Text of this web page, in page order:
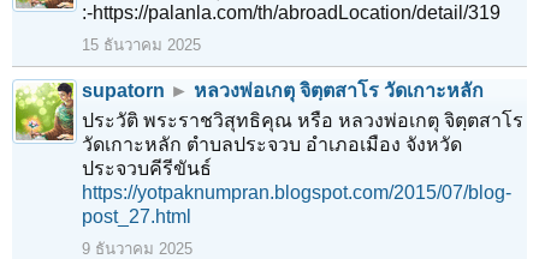
:-https://palanla.com/th/abroadLocation/detail/319
15 ธันวาคม 2025
supatorn ► หลวงพ่อเกตุ จิตฺตสาโร วัดเกาะหลัก
ประวัติ พระราชวิสุทธิคุณ หรือ หลวงพ่อเกตุ จิตฺตสาโร
วัดเกาะหลัก ตำบลประจวบ อำเภอเมือง จังหวัด
ประจวบคีรีขันธ์
https://yotpaknumpran.blogspot.com/2015/07/blog-
post_27.html
9 ธันวาคม 2025